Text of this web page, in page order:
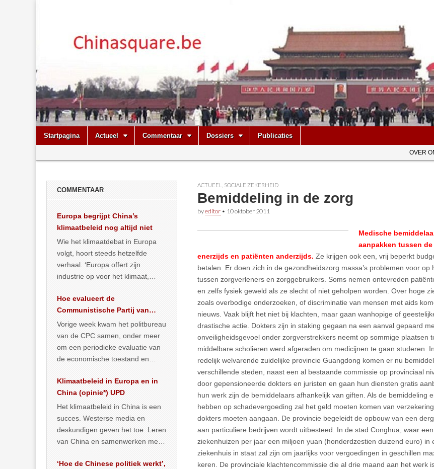
Chinasquare.be
Main
menu
Skip
Startpagina Actueel Commentaar Dossiers Publicaties
menu
OVER
ACTUEEL SOCIALE ZEKERHEID
Bemiddeling in de zorg
byeditor • 10 oktober 2011
Medische
aanpakken tussen
enerzijds en patiënten anderzijds. Ze krijgen ook een, vrij beperkt
betalen. Er doen zich in de gezondheidszorg massa’s problemen voor op
tussen zorgverleners en zorggebruikers. Soms nemen ontevreden
en zelfs fysiek geweld als ze slecht of niet geholpen worden. Over hoge
zoals overbodige onderzoeken, of discriminatie van mensen met aids
nieuws. Vaak blijft het niet bij klachten, maar gaan wanhopige of
drastische actie. Dokters zijn in staking gegaan na een aanval gepaard
onveiligheidsgevoel onder zorgverstrekkers neemt op sommige plaatsen
middelbare scholieren werd afgeraden om medicijnen te gaan studeren.
redelijk welvarende zuidelijke provincie Guangdong komen er nu
verschillende steden, naast een al bestaande commissie op provinciaal
door gepensioneerde dokters en juristen en gaan hun diensten gratis
hun werk zijn de bemiddelaars afhankelijk van giften. Als de bemiddeling
hebben op schadevergoeding zal het geld moeten komen van
dokters moeten aangaan. De provincie begeleidt de opbouw van een
aan particuliere bedrijven wordt uitbesteed. In de stad Conghua, waar
ziekenhuizen per jaar een miljoen yuan (honderdzestien duizend euro) in
ziekenhuis in staat zal zijn om jaarlijks voor vergoedingen in geschillen
keren. De provinciale klachtencommissie die al drie maand aan het werk
COMMENTAAR
Europa begrijpt China’s
klimaatbeleid nog altijd niet
Wie het klimaatdebat in Europa
volgt, hoort steeds hetzelfde
verhaal. ‘Europa offert zijn
industrie op voor het klimaat,
vergroening… >> lees meer
Hoe evalueert de
Communistische Partij van
China de economische
situatie?
Vorige week kwam het politbureau
van de CPC samen, onder meer
om een periodieke evaluatie van
de economische toestand en
publiceerden… >> lees meer
Klimaatbeleid in Europa en in
China (opinie*) UPD
Het klimaatbeleid in China is een
succes. Westerse media en
deskundigen geven het toe. Leren
van China en samenwerken met
… >> lees meer
‘Hoe de Chinese politiek werkt’,